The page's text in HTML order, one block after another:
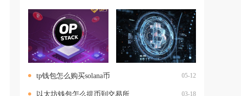
tp钱包怎么购买solana币 05-12
以太坊钱包怎么提币到交易所 03-18